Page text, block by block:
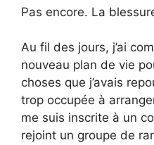
Pas encore. La
Au fil des jours, j’ai
nouveau plan de vie
choses que j’avais
trop occupée à
me suis inscrite à un
rejoint un groupe de